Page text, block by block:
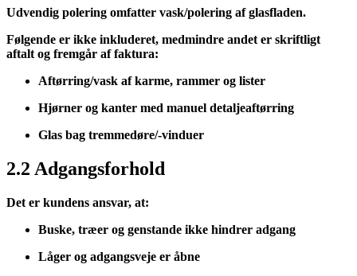
Udvendig polering omfatter vask/polering af glasfladen.
Følgende er ikke inkluderet, medmindre andet er skriftligt
aftalt og fremgår af faktura:
Aftørring/vask af karme, rammer og lister
Hjørner og kanter med manuel detaljeaftørring
Glas bag tremmedøre/-vinduer
2.2 Adgangsforhold
Det er kundens ansvar, at:
Buske, træer og genstande ikke hindrer adgang
Låger og adgangsveje er åbne